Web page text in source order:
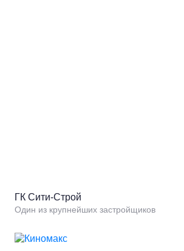
ГК Сити-Строй
Один из крупнейших застройщиков